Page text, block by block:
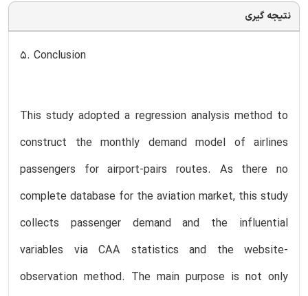
نتیجه گیری
5. Conclusion
This study adopted a regression analysis method to
construct the monthly demand model of airlines
passengers for airport-pairs routes. As there no
complete database for the aviation market, this study
collects passenger demand and the influential
variables via CAA statistics and the website-
observation method. The main purpose is not only